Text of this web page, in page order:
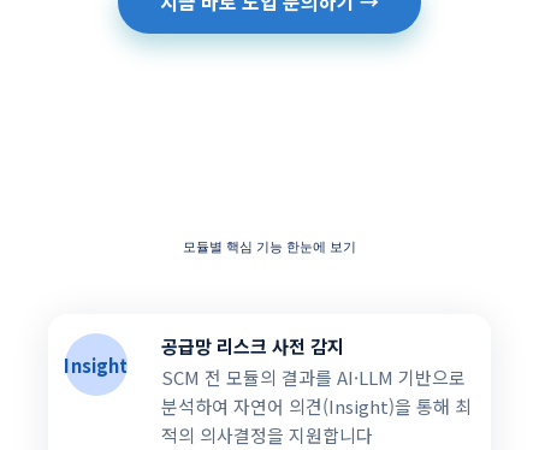
모듈별 핵심 기능 한눈에 보기
Insight
공급망 리스크 사전 감지
SCM 전 모듈의 결과를 AI·LLM 기반으로
분석하여 자연어 의견(Insight)을 통해 최
적의 의사결정을 지원합니다